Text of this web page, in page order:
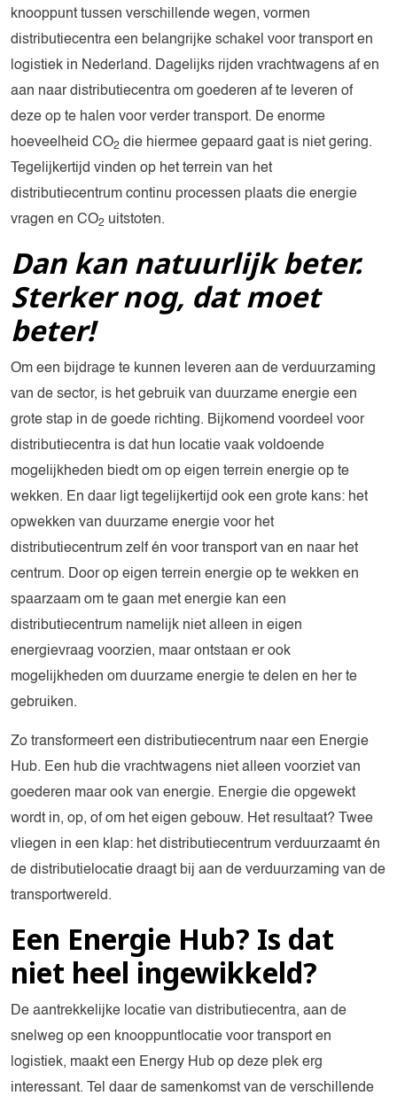
knooppunt tussen verschillende wegen, vormen
distributiecentra een belangrijke schakel voor transport en
logistiek in Nederland. Dagelijks rijden vrachtwagens af en
aan naar distributiecentra om goederen af te leveren of
deze op te halen voor verder transport. De enorme
hoeveelheid CO2 die hiermee gepaard gaat is niet gering.
Tegelijkertijd vinden op het terrein van het
distributiecentrum continu processen plaats die energie
vragen en CO2 uitstoten.
Dan kan natuurlijk beter.
Sterker nog, dat moet
beter!
Om een bijdrage te kunnen leveren aan de verduurzaming
van de sector, is het gebruik van duurzame energie een
grote stap in de goede richting. Bijkomend voordeel voor
distributiecentra is dat hun locatie vaak voldoende
mogelijkheden biedt om op eigen terrein energie op te
wekken. En daar ligt tegelijkertijd ook een grote kans: het
opwekken van duurzame energie voor het
distributiecentrum zelf én voor transport van en naar het
centrum. Door op eigen terrein energie op te wekken en
spaarzaam om te gaan met energie kan een
distributiecentrum namelijk niet alleen in eigen
energievraag voorzien, maar ontstaan er ook
mogelijkheden om duurzame energie te delen en her te
gebruiken.
Zo transformeert een distributiecentrum naar een Energie
Hub. Een hub die vrachtwagens niet alleen voorziet van
goederen maar ook van energie. Energie die opgewekt
wordt in, op, of om het eigen gebouw. Het resultaat? Twee
vliegen in een klap: het distributiecentrum verduurzaamt én
de distributielocatie draagt bij aan de verduurzaming van de
transportwereld.
Een Energie Hub? Is dat
niet heel ingewikkeld?
De aantrekkelijke locatie van distributiecentra, aan de
snelweg op een knooppuntlocatie voor transport en
logistiek, maakt een Energy Hub op deze plek erg
interessant. Tel daar de samenkomst van de verschillende